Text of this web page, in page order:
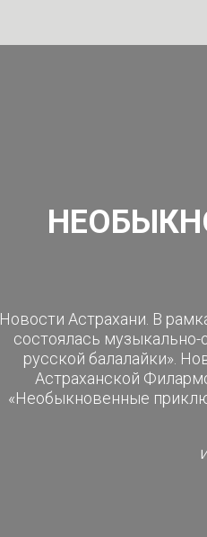
Новости Астрахани. В
состоялась
русской балалайки».
Астраханской
«Необыкновенные